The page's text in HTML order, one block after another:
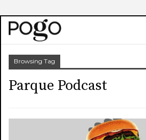
Browsing Tag
Parque Podcast